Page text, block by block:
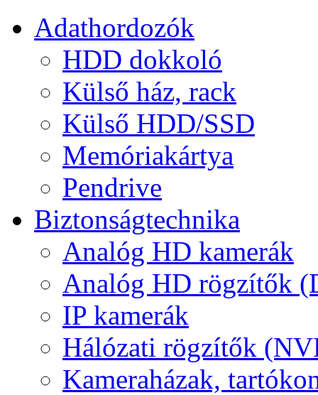
Adathordozók
HDD dokkoló
Külső ház, rack
Külső HDD/SSD
Memóriakártya
Pendrive
Biztonságtechnika
Analóg HD kamerák
Analóg HD rögzítők
IP kamerák
Hálózati rögzítők
Kameraházak,